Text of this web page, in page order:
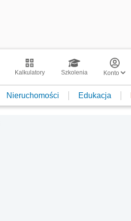
Kalkulatory Szkolenia Konto
Nieruchomości Edukacja